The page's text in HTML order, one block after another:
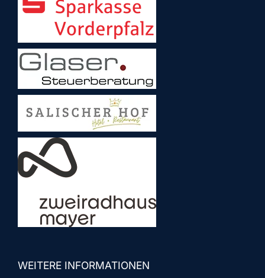
WEITERE INFORMATIONEN